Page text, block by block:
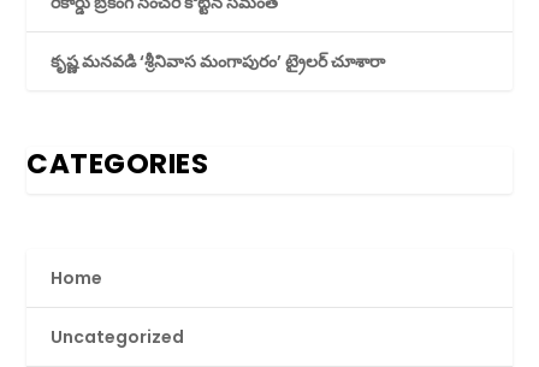
కృష్ణ మనవడి ‘శ్రీనివాస మంగాపురం’ ట్రైలర్ చూశారా
CATEGORIES
Home
Uncategorized